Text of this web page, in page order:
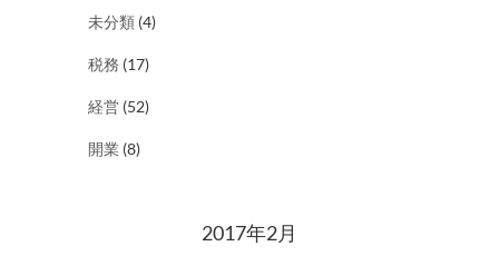
未分類 (4)
税務 (17)
経営 (52)
開業 (8)
2017年2月